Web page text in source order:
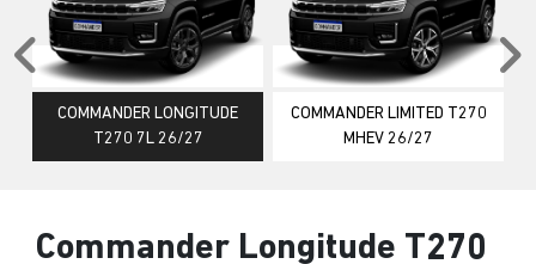
COMMANDER LONGITUDE
T270 7L 26/27
COMMANDER LIMITED T270
MHEV 26/27
Anterior
Commander Longitude T270